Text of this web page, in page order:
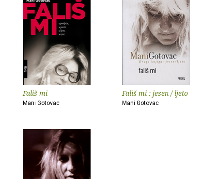
Fališ mi
Mani Gotovac
Fališ mi : jesen / ljeto
Mani Gotovac